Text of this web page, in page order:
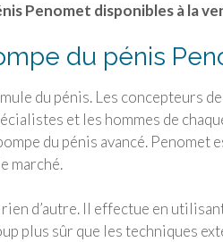
Penomet disponibles à la
du pénis
du pénis. Les concepteurs
et les hommes de
du pénis avancé. Penomet
marché.
d’autre. Il effectue en
plus sûr que les techniques